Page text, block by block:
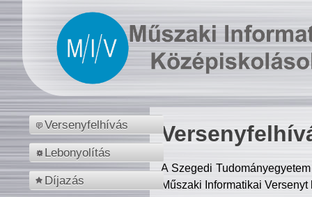
Versenyfelhívás
Lebonyolítás
Díjazás
A Szegedi
Műszaki Informatikai